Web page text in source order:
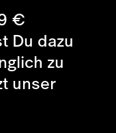
€
Du dazu
zu
unser